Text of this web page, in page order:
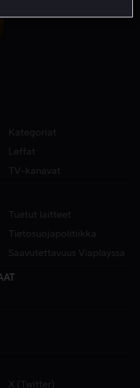
Kategoriat
Leffat
TV-kanavat
Tuetut laitteet
Tietosuojapolitiikka
Saavutettavuus Viaplayssa
X (Twitter)